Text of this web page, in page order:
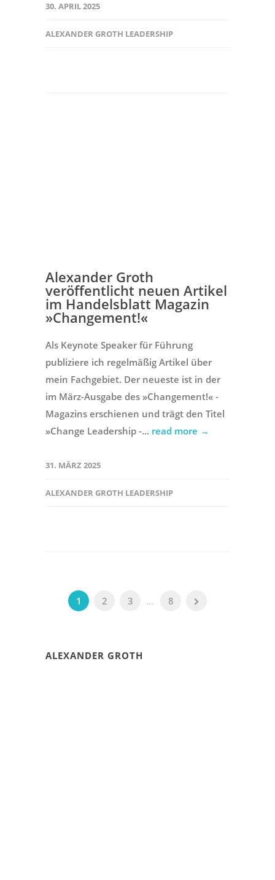
30. APRIL 2025
ALEXANDER GROTH LEADERSHIP
Alexander Groth
veröffentlicht neuen Artikel
im Handelsblatt Magazin
»Changement!«
Als Keynote Speaker für Führung
publiziere ich regelmäßig Artikel über
mein Fachgebiet. Der neueste ist in der
im März-Ausgabe des »Changement!« -
Magazins erschienen und trägt den Titel
»Change Leadership -... read more →
31. MÄRZ 2025
ALEXANDER GROTH LEADERSHIP
1 2 3 ... 8
ALEXANDER GROTH